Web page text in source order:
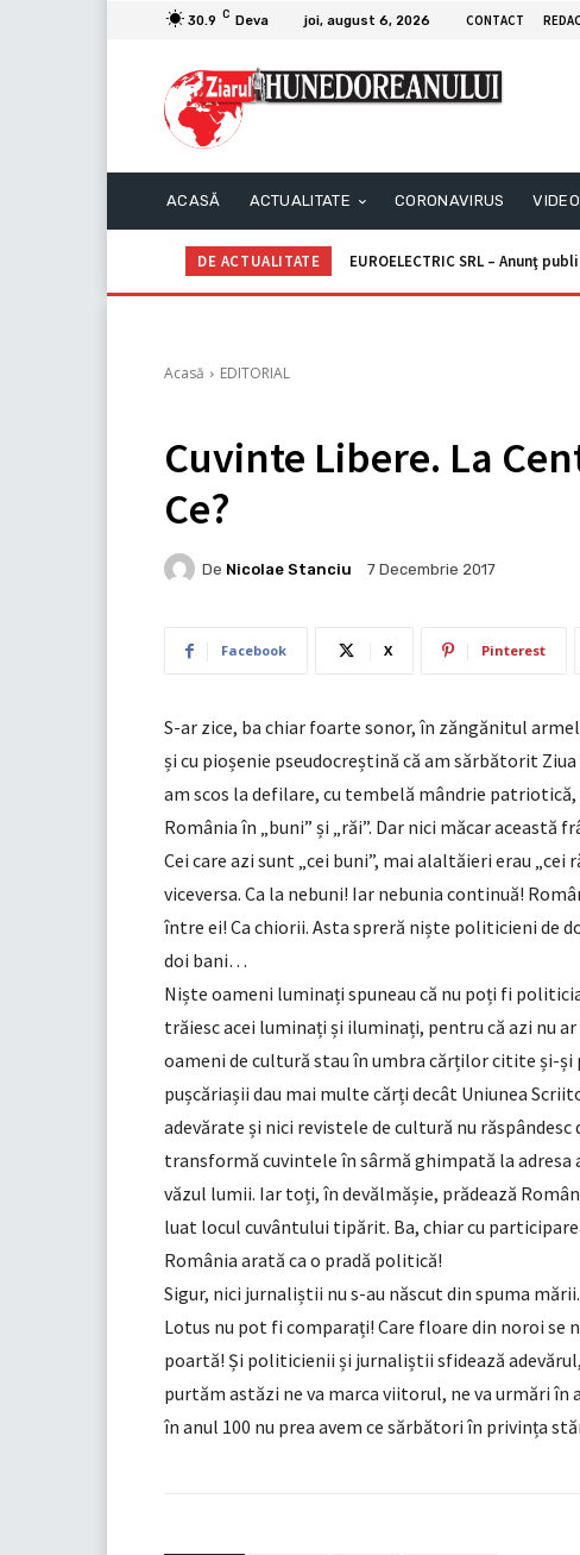
30.9 C Deva joi, august 6, 2026 CONTACT
ACASĂ ACTUALITATE CORONAVIRUS
DE ACTUALITATE EUROELECTRIC SRL – Anunţ public
Primăria Mun. ORĂȘTIE – Anunţ
Acasă EDITORIAL
Cuvinte Libere. La
Ce?
De Nicolae Stanciu 7 Decembrie 2017
Facebook X Pinterest
S-ar zice, ba chiar foarte sonor, în zăngănitul
și cu pioșenie pseudocreștină că am sărbătorit
am scos la defilare, cu tembelă mândrie patriotică,
România în „buni” și „răi”. Dar nici măcar
Cei care azi sunt „cei buni”, mai alaltăieri erau
viceversa. Ca la nebuni! Iar nebunia continuă!
între ei! Ca chiorii. Asta spreră niște politicieni de
doi bani…
Niște oameni luminați spuneau că nu poți fi
trăiesc acei luminați și iluminați, pentru că azi nu
oameni de cultură stau în umbra cărților citite și-și
pușcăriașii dau mai multe cărți decât Uniunea
adevărate și nici revistele de cultură nu
transformă cuvintele în sârmă ghimpată la
văzul lumii. Iar toți, în devălmășie, prădează
luat locul cuvântului tipărit. Ba, chiar cu
România arată ca o pradă politică!
Sigur, nici jurnaliștii nu s-au născut din spuma
Lotus nu pot fi comparați! Care floare din noroi se
poartă! Și politicienii și jurnaliștii sfidează
purtăm astăzi ne va marca viitorul, ne va urmări
în anul 100 nu prea avem ce sărbători în privința